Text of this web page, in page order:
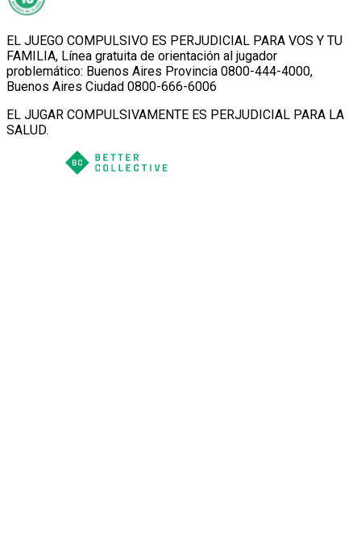
EL JUEGO COMPULSIVO ES PERJUDICIAL PARA VOS Y TU
FAMILIA, Línea gratuita de orientación al jugador
problemático: Buenos Aires Provincia 0800-444-4000,
Buenos Aires Ciudad 0800-666-6006
EL JUGAR COMPULSIVAMENTE ES PERJUDICIAL PARA LA
SALUD.